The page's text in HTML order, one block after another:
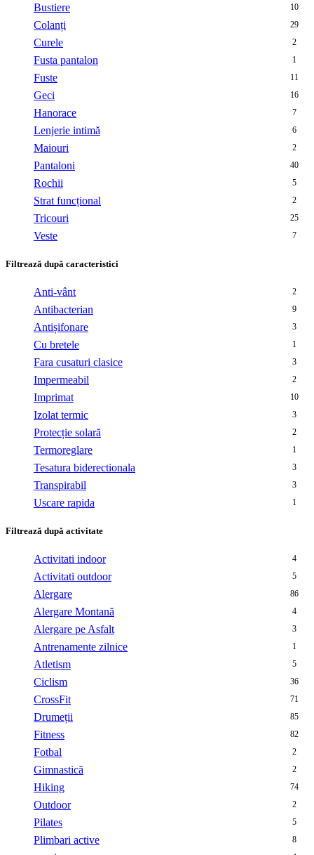
Bustiere 10
Colanți 29
Curele 2
Fusta pantalon 1
Fuste 11
Geci 16
Hanorace 7
Lenjerie intimă 6
Maiouri 2
Pantaloni 40
Rochii 5
Strat funcțional 2
Tricouri 25
Veste 7
Filtrează după caracteristici
Anti-vânt 2
Antibacterian 9
Antișifonare 3
Cu bretele 1
Fara cusaturi clasice 3
Impermeabil 2
Imprimat 10
Izolat termic 3
Protecție solară 2
Termoreglare 1
Tesatura biderectionala 3
Transpirabil 3
Uscare rapida 1
Filtrează după activitate
Activitati indoor 4
Activitati outdoor 5
Alergare 86
Alergare Montană 4
Alergare pe Asfalt 3
Antrenamente zilnice 1
Atletism 5
Ciclism 36
CrossFit 71
Drumeții 85
Fitness 82
Fotbal 2
Gimnastică 2
Hiking 74
Outdoor 2
Pilates 5
Plimbari active 8